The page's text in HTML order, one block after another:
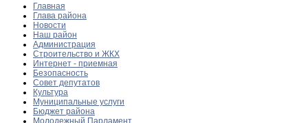
Главная
Глава района
Новости
Наш район
Администрация
Строительство и ЖКХ
Интернет - приемная
Безопасность
Совет депутатов
Культура
Муниципальные услуги
Бюджет района
Молодежный Парламент